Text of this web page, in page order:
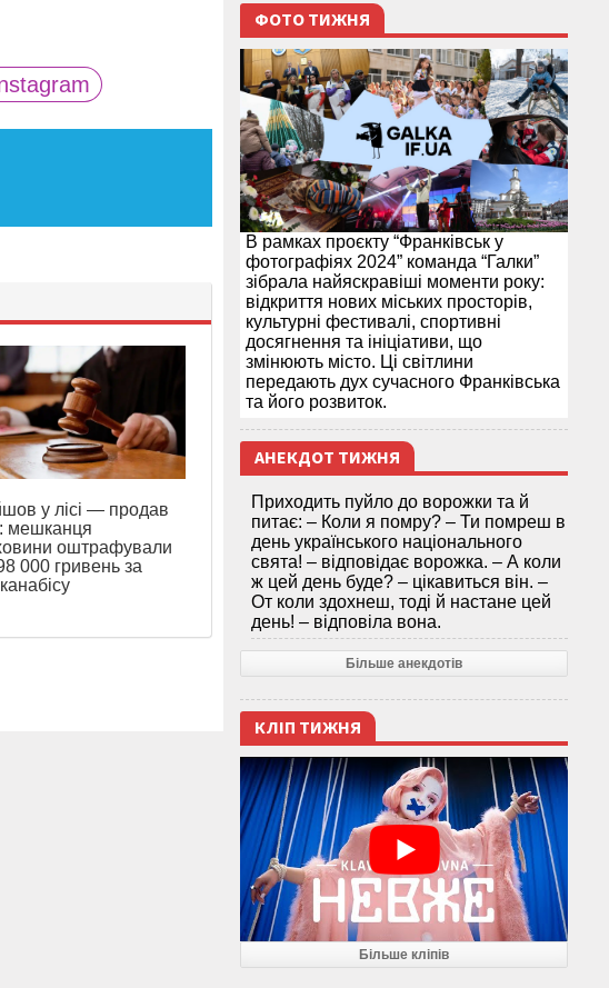
у лісі — продав
мешканця
оштрафували
000 гривень за
ФОТО ТИЖНЯ
В рамках проєкту “Франківськ у
фотографіях 2024” команда “Галки”
зібрала найяскравіші моменти року:
відкриття нових міських просторів,
культурні фестивалі, спортивні
досягнення та ініціативи, що
змінюють місто. Ці світлини
передають дух сучасного Франківська
та його розвиток.
АНЕКДОТ ТИЖНЯ
Приходить пуйло до ворожки та й
питає: – Коли я помру? – Ти помреш в
день українського національного
свята! – відповідає ворожка. – А коли
ж цей день буде? – цікавиться він. –
От коли здохнеш, тоді й настане цей
день! – відповіла вона.
Більше анекдотів
КЛІП ТИЖНЯ
Більше кліпів